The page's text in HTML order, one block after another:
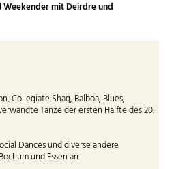
Weekender mit Deirdre und
Collegiate Shag, Balboa, Blues,
Tänze der ersten Hälfte des 20.
Dances und diverse andere
und Essen an.